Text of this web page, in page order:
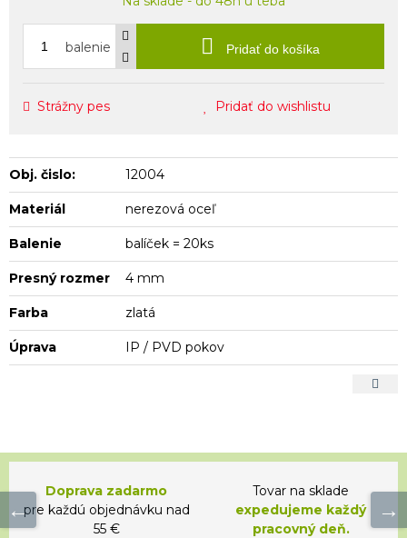
balenie Pridať do košíka
Strážny pes Pridať do wishlistu
Obj. čislo: 12004
Materiál nerezová oceľ
Balenie balíček = 20ks
Presný rozmer 4 mm
Farba zlatá
Úprava IP / PVD pokov
Doprava zadarmo
pre každú objednávku nad
55 €
Tovar na sklade
expedujeme každý
pracovný deň.